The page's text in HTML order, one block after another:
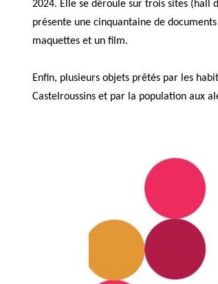
2024. Elle se déroule sur trois sites (hall
présente une cinquantaine de
maquettes et un film.
Enfin, plusieurs objets prêtés par les
Castelroussins et par la population aux